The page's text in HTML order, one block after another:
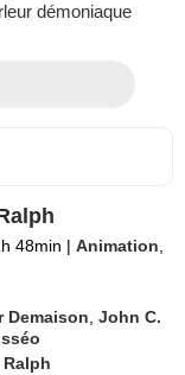
démoniaque
48min | Animation
Demaison ,John C.